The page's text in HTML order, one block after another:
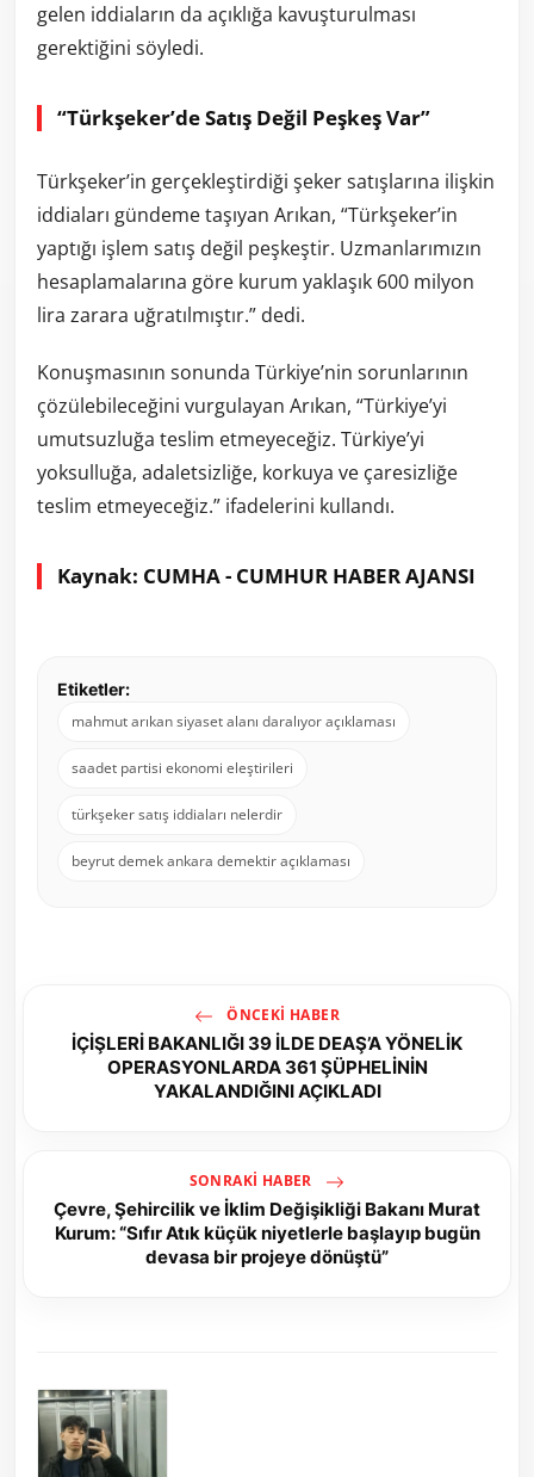
gelen iddiaların da açıklığa kavuşturulması
gerektiğini söyledi.
“Türkşeker’de Satış Değil Peşkeş Var”
Türkşeker’in gerçekleştirdiği şeker satışlarına ilişkin
iddiaları gündeme taşıyan Arıkan, “Türkşeker’in
yaptığı işlem satış değil peşkeştir. Uzmanlarımızın
hesaplamalarına göre kurum yaklaşık 600 milyon
lira zarara uğratılmıştır.” dedi.
Konuşmasının sonunda Türkiye’nin sorunlarının
çözülebileceğini vurgulayan Arıkan, “Türkiye’yi
umutsuzluğa teslim etmeyeceğiz. Türkiye’yi
yoksulluğa, adaletsizliğe, korkuya ve çaresizliğe
teslim etmeyeceğiz.” ifadelerini kullandı.
Kaynak: CUMHA - CUMHUR HABER AJANSI
Etiketler:
mahmut arıkan siyaset alanı daralıyor açıklaması
saadet partisi ekonomi eleştirileri
türkşeker satış iddiaları nelerdir
beyrut demek ankara demektir açıklaması
ÖNCEKI HABER
İÇİŞLERİ BAKANLIĞI 39 İLDE DEAŞ’A YÖNELİK
OPERASYONLARDA 361 ŞÜPHELİNİN
YAKALANDIĞINI AÇIKLADI
SONRAKI HABER
Çevre, Şehircilik ve İklim Değişikliği Bakanı Murat
Kurum: “Sıfır Atık küçük niyetlerle başlayıp bugün
devasa bir projeye dönüştü”